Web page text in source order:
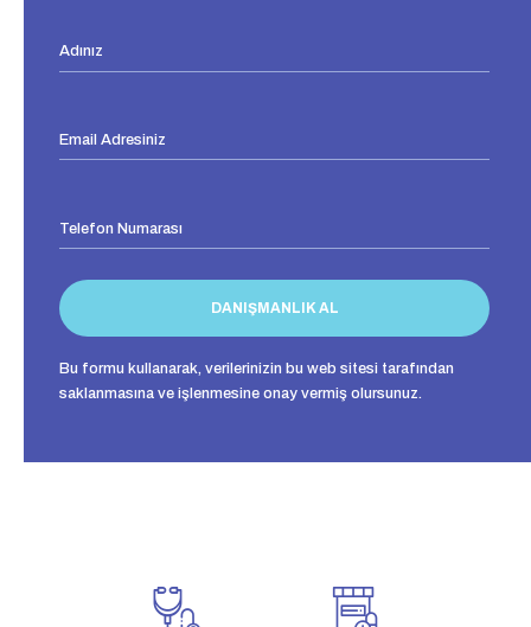
Bu formu kullanarak, verilerinizin bu web sitesi tarafından
saklanmasına ve işlenmesine onay vermiş olursunuz.